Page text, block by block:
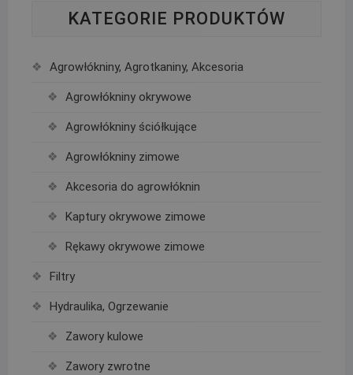
KATEGORIE PRODUKTÓW
Agrowłókniny, Agrotkaniny, Akcesoria
Agrowłókniny okrywowe
Agrowłókniny ściółkujące
Agrowłókniny zimowe
Akcesoria do agrowłóknin
Kaptury okrywowe zimowe
Rękawy okrywowe zimowe
Filtry
Hydraulika, Ogrzewanie
Zawory kulowe
Zawory zwrotne